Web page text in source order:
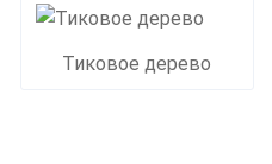
Тиковое дерево